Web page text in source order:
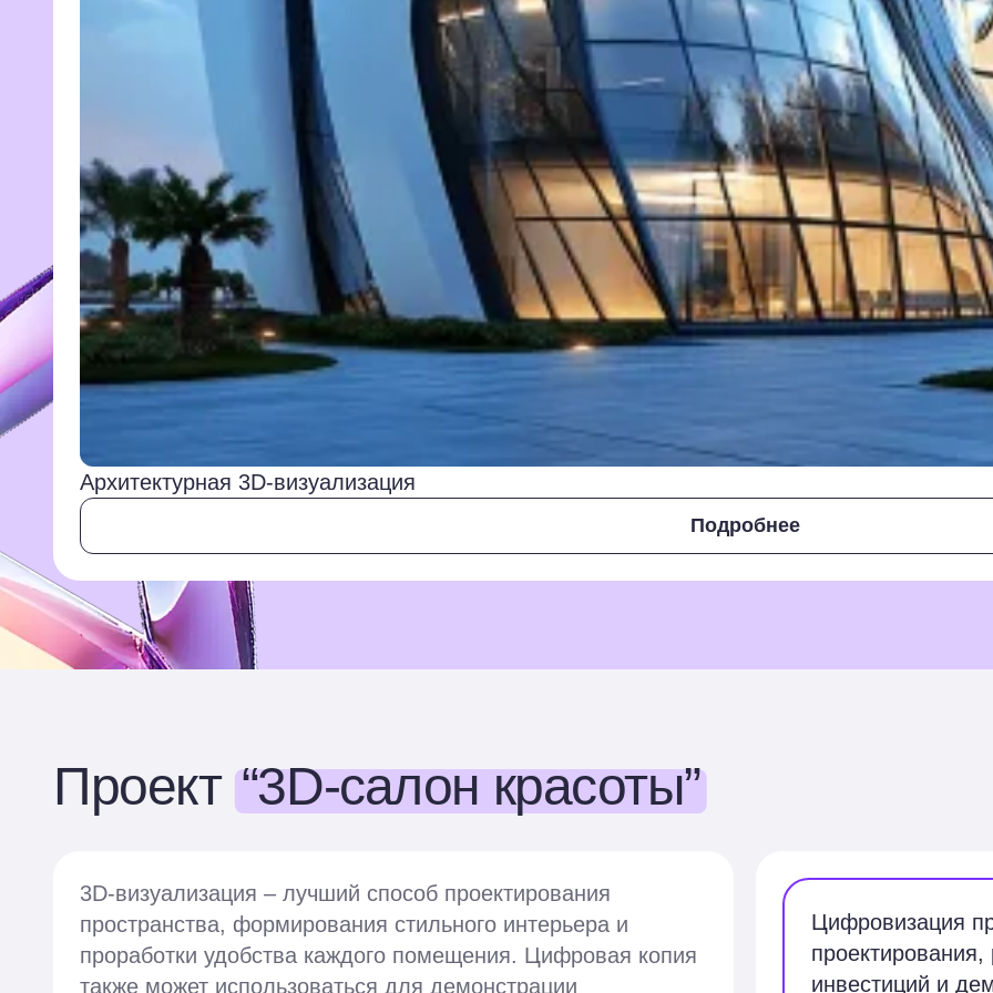
Архитектурная 3D-визуализация
Подробнее
Проект “3D-салон красоты”
3D-визуализация – лучший способ проектирования
пространства, формирования стильного интерьера и
проработки удобства каждого помещения. Цифровая копия
также может использоваться для демонстрации
Цифровизация
инвестиций и